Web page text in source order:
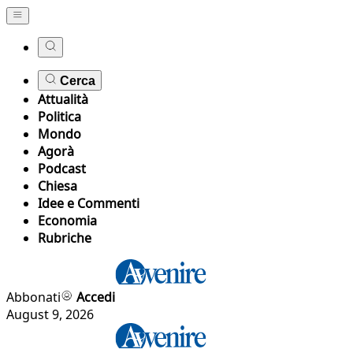
Cerca
Attualità
Politica
Mondo
Agorà
Podcast
Chiesa
Idee e Commenti
Economia
Rubriche
Abbonati
Accedi
August 9, 2026